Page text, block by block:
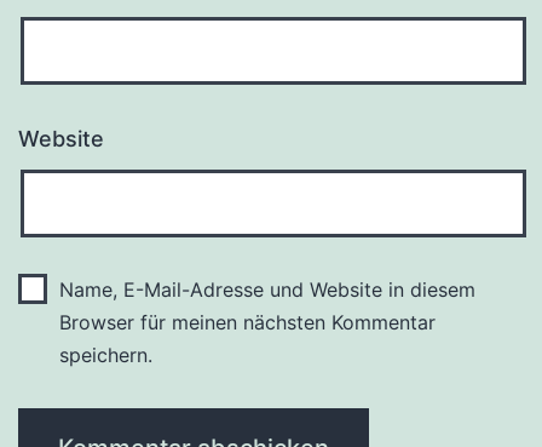
Website
Name, E-Mail-Adresse und Website in diesem
Browser für meinen nächsten Kommentar
speichern.